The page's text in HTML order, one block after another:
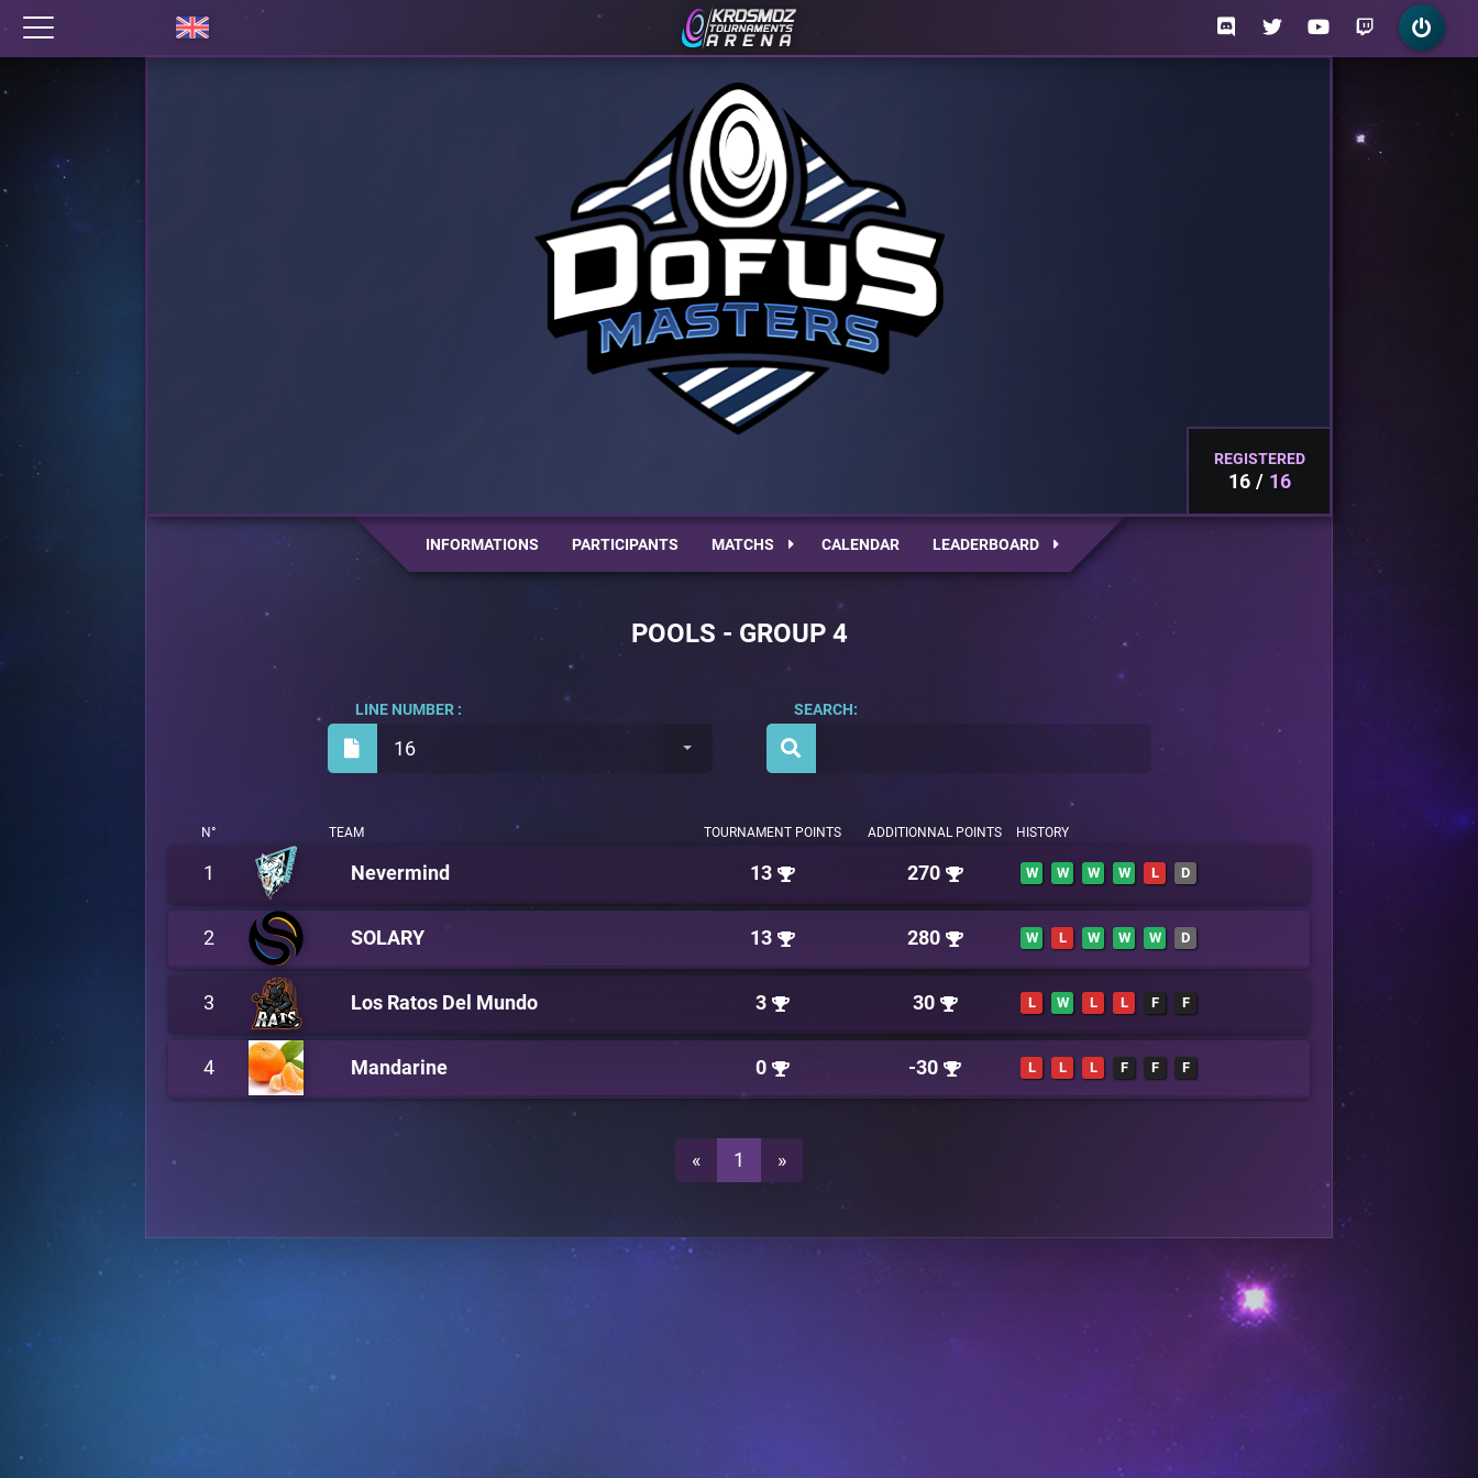
REGISTERED
16 16
INFORMATIONS PARTICIPANTS MATCHS CALENDAR LEADERBOARD
POOLS - GROUP 4
16
LINE NUMBER : SEARCH:
N° TEAM TOURNAMENT POINTS ADDITIONNAL POINTS HISTORY
1 Nevermind 13 270 W W W W L D
2 SOLARY 13 280 W L W W W D
3 Los Ratos Del Mundo 3 30 L W L L F F
4 Mandarine 0 -30 L L L F F F
« 1 »